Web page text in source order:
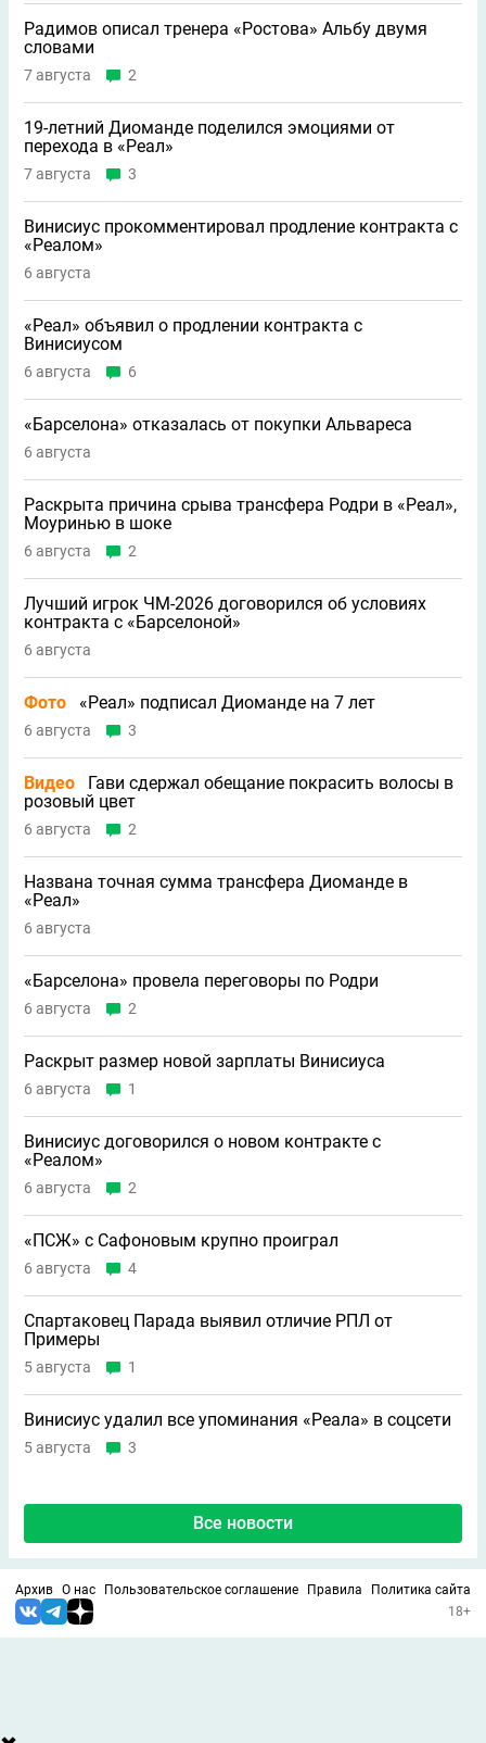
Радимов описал тренера «Ростова» Альбу двумя
словами
7 августа 2
19-летний Диоманде поделился эмоциями от
перехода в «Реал»
7 августа 3
Винисиус прокомментировал продление контракта с
«Реалом»
6 августа
«Реал» объявил о продлении контракта с
Винисиусом
6 августа 6
«Барселона» отказалась от покупки Альвареса
6 августа
Раскрыта причина срыва трансфера Родри в «Реал»,
Моуринью в шоке
6 августа 2
Лучший игрок ЧМ-2026 договорился об условиях
контракта с «Барселоной»
6 августа
Фото «Реал» подписал Диоманде на 7 лет
6 августа 3
Видео
Гави сдержал обещание покрасить волосы в
розовый цвет
6 августа 2
Названа точная сумма трансфера Диоманде в
«Реал»
6 августа
«Барселона» провела переговоры по Родри
6 августа 2
Раскрыт размер новой зарплаты Винисиуса
6 августа 1
Винисиус договорился о новом контракте с
«Реалом»
6 августа 2
«ПСЖ» с Сафоновым крупно проиграл
6 августа 4
Спартаковец Парада выявил отличие РПЛ от
Примеры
5 августа 1
Винисиус удалил все упоминания «Реала» в соцсети
5 августа 3
Все новости
Архив О нас Пользовательское соглашение Правила
Политика сайта
18+